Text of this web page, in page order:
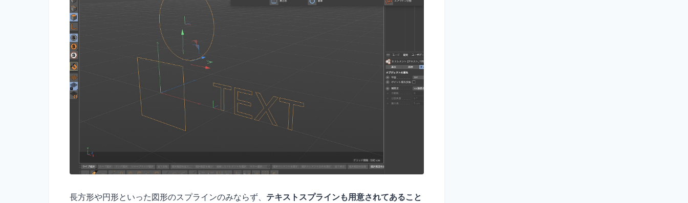
長方形や円形といった図形のスプラインのみならず、 テキストスプラインも用意されてあること